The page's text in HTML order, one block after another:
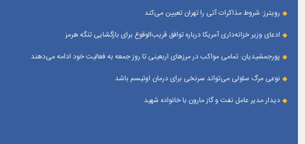
رویترز: شروط مذاکرات آتی را تهران تعیین می‌کند
ادعای وزیر خزانه‌داری آمریکا درباره توافق قریب‌الوقوع برای بازگشایی تنگه هرمز
پورجمشیدیان: تمامی مواکب در مرزهای اربعینی تا روز جمعه به فعالیت خود ادامه می‌دهند
نوعی مرگ سلولی می‌تواند سرنخی برای درمان اوتیسم باشد
دیدار مدیر عامل نفت و گاز مارون با خانواده شهید